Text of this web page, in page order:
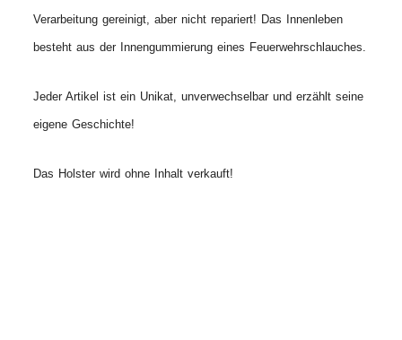
Verarbeitung gereinigt, aber nicht repariert! Das Innenleben
besteht aus der Innengummierung eines Feuerwehrschlauches.
Jeder Artikel ist ein Unikat, unverwechselbar und erzählt seine
eigene Geschichte!
Das Holster wirdohne Inhalt verkauft!